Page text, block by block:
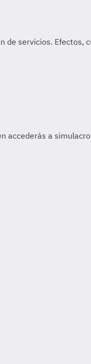
de servicios. Efectos,